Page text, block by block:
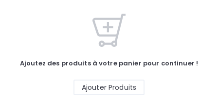
Ajoutez des produits à votre panier pour continuer !
Ajouter Produits